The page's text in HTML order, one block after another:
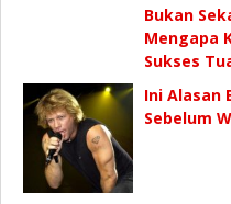
Bukan
Mengapa
Sukses
Ini Alasan
Sebelum